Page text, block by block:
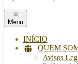
Menu
INÍCIO
QUEM
Avisos